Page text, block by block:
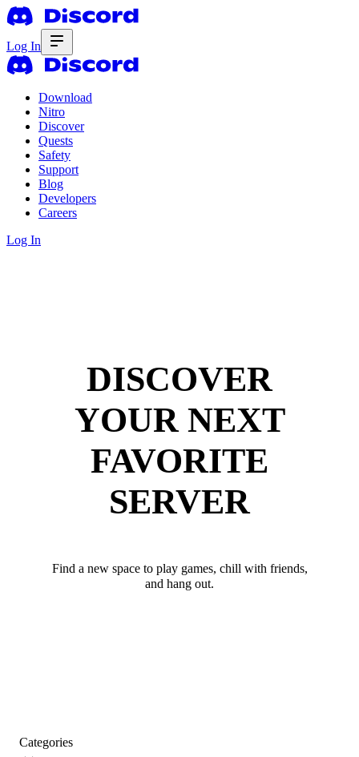
Log In
Download
Nitro
Discover
Quests
Safety
Support
Blog
Developers
Careers
Log In
DISCOVER
YOUR NEXT
FAVORITE
SERVER
Find a new space to play games, chill with friends,
and hang out.
Categories